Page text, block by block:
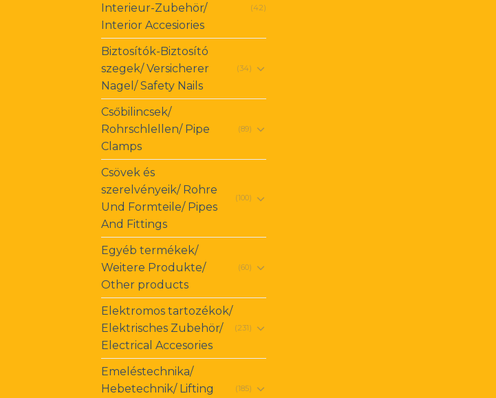
Interieur-Zubehör/
Interior Accesiories
(42)
Biztosítók-Biztosító
szegek/ Versicherer
Nagel/ Safety Nails
(34)
Csőbilincsek/
Rohrschlellen/ Pipe
Clamps
(89)
Csövek és
szerelvényeik/ Rohre
Und Formteile/ Pipes
And Fittings
(100)
Egyéb termékek/
Weitere Produkte/
Other products
(60)
Elektromos tartozékok/
Elektrisches Zubehör/
Electrical Accesories
(231)
Emeléstechnika/
Hebetechnik/ Lifting
(185)